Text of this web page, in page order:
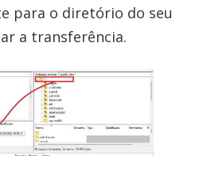
para o diretório do seu
a transferência.